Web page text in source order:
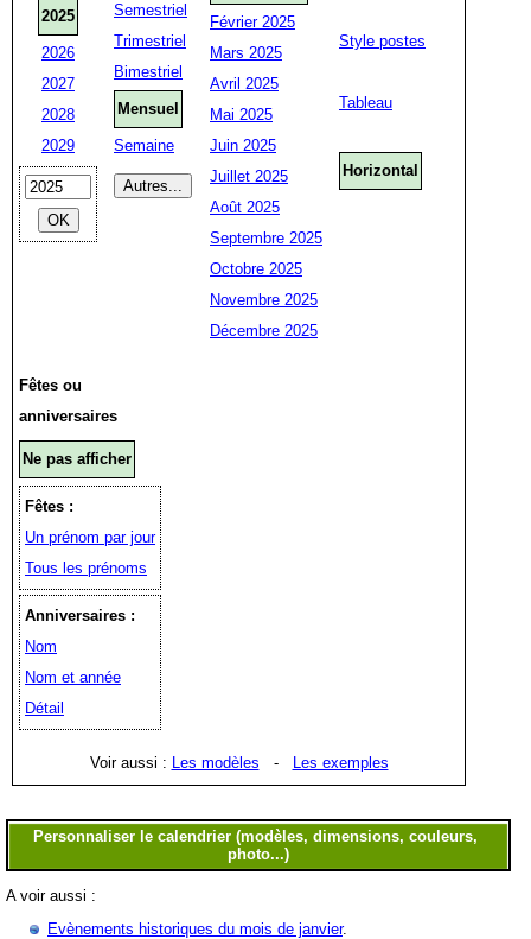
2025
2026
2027
2028
2029
Semestriel
Trimestriel
Bimestriel
Mensuel
Semaine
Février 2025
Mars 2025
Avril 2025
Mai 2025
Juin 2025
Juillet 2025
Août 2025
Septembre 2025
Octobre 2025
Novembre 2025
Décembre 2025
Style postes
Tableau
Horizontal
Fêtes ou
anniversaires
Ne pas afficher
Fêtes :
Un prénom par jour
Tous les prénoms
Anniversaires :
Nom
Nom et année
Détail
Voir aussi : Les modèles - Les exemples
A voir aussi :
Evènements historiques du mois de janvier.